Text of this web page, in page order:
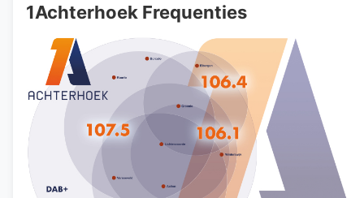
1Achterhoek Frequenties